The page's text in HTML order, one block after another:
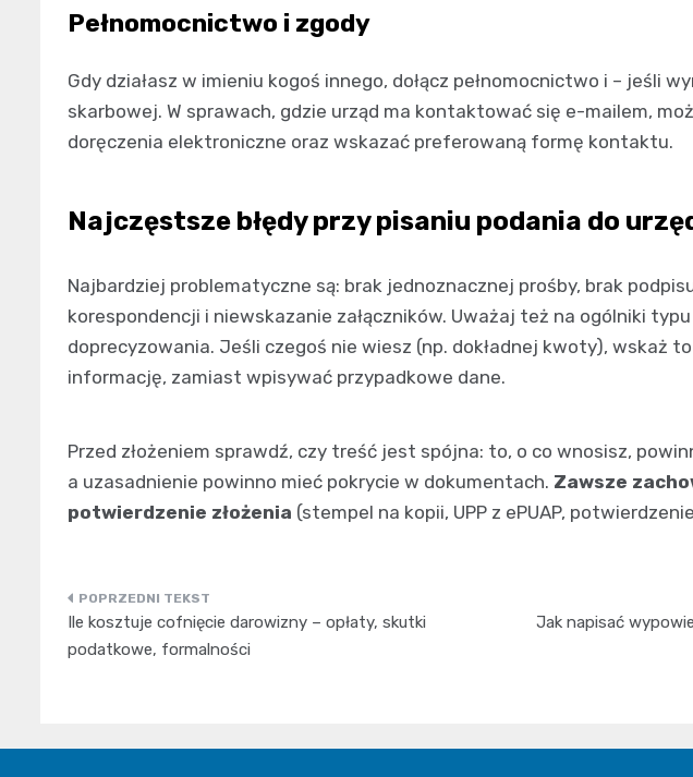
Pełnomocnictwo i zgody
Gdy działasz w imieniu kogoś innego, dołącz pełnomocnictwo i – jeśli
skarbowej. W sprawach, gdzie urząd ma kontaktować się e-mailem,
doręczenia elektroniczne oraz wskazać preferowaną formę kontaktu.
Najczęstsze błędy przy pisaniu podania do
Najbardziej problematyczne są: brak jednoznacznej prośby, brak
korespondencji i niewskazanie załączników. Uważaj też na ogólniki typu
doprecyzowania. Jeśli czegoś nie wiesz (np. dokładnej kwoty), wskaż
informację, zamiast wpisywać przypadkowe dane.
Przed złożeniem sprawdź, czy treść jest spójna: to, o co wnosisz,
a uzasadnienie powinno mieć pokrycie w dokumentach. Zawsze
potwierdzenie złożenia (stempel na kopii, UPP z ePUAP,
Nawigacja
wpisu
Ile kosztuje cofnięcie darowizny – opłaty, skutki
podatkowe, formalności
Jak napisać